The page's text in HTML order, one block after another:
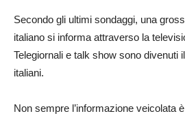
Secondo gli ultimi sondaggi, una
italiano si informa attraverso la
Telegiornali e talk show sono divenuti
italiani.
Non sempre l’informazione veicolata